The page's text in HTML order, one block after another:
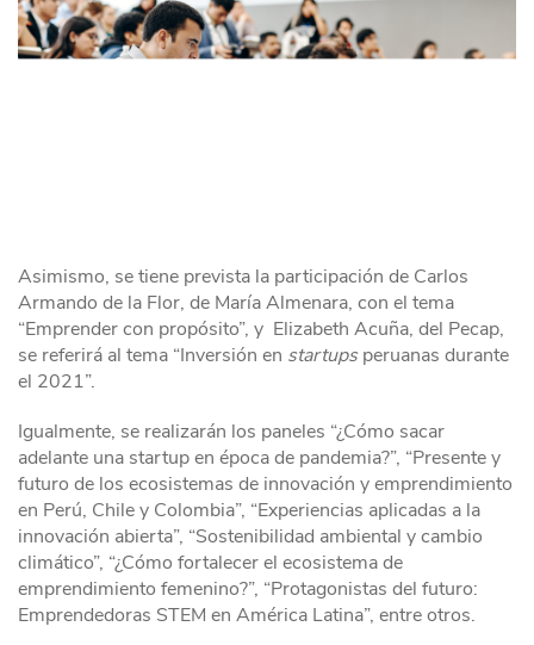
Asimismo, se tiene prevista la participación de Carlos
Armando de la Flor, de María Almenara, con el tema
“Emprender con propósito”, y Elizabeth Acuña, del Pecap,
se referirá al tema “Inversión en startupsperuanas durante
el 2021”.
Igualmente, se realizarán los paneles “¿Cómo sacar
adelante una startup en época de pandemia?”, “Presente y
futuro de los ecosistemas de innovación y emprendimiento
en Perú, Chile y Colombia”, “Experiencias aplicadas a la
innovación abierta”, “Sostenibilidad ambiental y cambio
climático”, “¿Cómo fortalecer el ecosistema de
emprendimiento femenino?”, “Protagonistas del futuro:
Emprendedoras STEM en América Latina”, entre otros.